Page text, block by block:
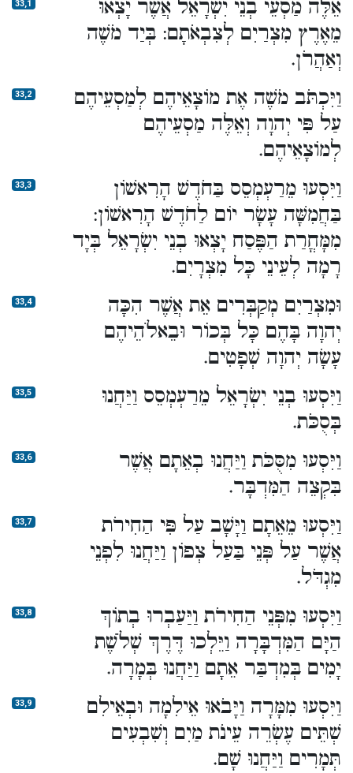
33,1
אֵלֶּה מַסְעֵי בְנֵי יִשְׂרָאֵל אֲשֶׁר יָצְאוּ
מֵאֶרֶץ מִצְרַיִם לְצִבְאֹתָם: בְּיַד מֹשֶׁה
וְאַהֲרֹן.
33,2
וַיִּכְתֹּב מֹשֶׁה אֶת מוֹצָאֵיהֶם לְמַסְעֵיהֶם
עַל פִּי יְהוָה וְאֵלֶּה מַסְעֵיהֶם
לְמוֹצָאֵיהֶם.
33,3
וַיִּסְעוּ מֵרַעְמְסֵס בַּחֹדֶשׁ הָרִאשׁוֹן
בַּחֲמִשָּׁה עָשָׂר יוֹם לַחֹדֶשׁ הָרִאשׁוֹן:
מִמָּחֳרַת הַפֶּסַח יָצְאוּ בְנֵי יִשְׂרָאֵל בְּיָד
רָמָה לְעֵינֵי כָּל מִצְרָיִם.
33,4
וּמִצְרַיִם מְקַבְּרִים אֵת אֲשֶׁר הִכָּה
יְהוָה בָּהֶם כָּל בְּכוֹר וּבֵאלֹהֵיהֶם
עָשָׂה יְהוָה שְׁפָטִים.
33,5
וַיִּסְעוּ בְנֵי יִשְׂרָאֵל מֵרַעְמְסֵס וַיַּחֲנוּ
בְּסֻכֹּת.
33,6
וַיִּסְעוּ מִסֻּכֹּת וַיַּחֲנוּ בְאֵתָם אֲשֶׁר
בִּקְצֵה הַמִּדְבָּר.
33,7
וַיִּסְעוּ מֵאֵתָם וַיָּשָׁב עַל פִּי הַחִירֹת
אֲשֶׁר עַל פְּנֵי בַּעַל צְפוֹן וַיַּחֲנוּ לִפְנֵי
מִגְדֹּל.
33,8
וַיִּסְעוּ מִפְּנֵי הַחִירֹת וַיַּעַבְרוּ בְתוֹךְ
הַיָּם הַמִּדְבָּרָה וַיֵּלְכוּ דֶּרֶךְ שְׁלֹשֶׁת
יָמִים בְּמִדְבַּר אֵתָם וַיַּחֲנוּ בְּמָרָה.
33,9
וַיִּסְעוּ מִמָּרָה וַיָּבֹאוּ אֵילִמָה וּבְאֵילִם
שְׁתֵּים עֶשְׂרֵה עֵינֹת מַיִם וְשִׁבְעִים
תְּמָרִים וַיַּחֲנוּ שָׁם.